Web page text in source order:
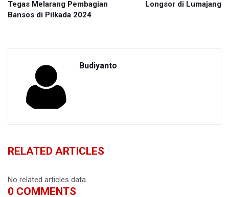
Tegas Melarang Pembagian
Bansos di Pilkada 2024
Longsor di Lumajang
Budiyanto
RELATED ARTICLES
No related articles data.
0 COMMENTS